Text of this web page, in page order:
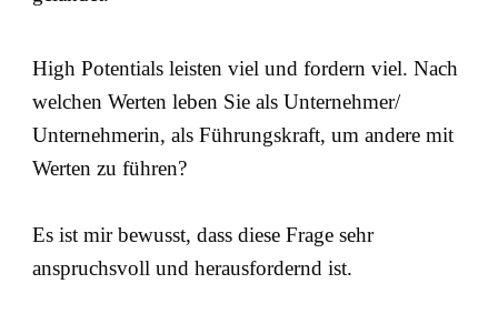
High Potentials leisten viel und fordern viel. Nach
welchen Werten leben Sie als Unternehmer/
Unternehmerin, als Führungskraft, um andere mit
Werten zu führen?
Es ist mir bewusst, dass diese Frage sehr
anspruchsvoll und herausfordernd ist.